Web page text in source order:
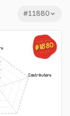
#11880
GLOBAL RANK
#11880
Aug 7, 2026
GLOBAL RANK
#11880
Aug 7, 2026
Contributors